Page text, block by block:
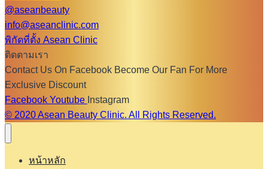
@aseanbeauty
info@aseanclinic.com
พิกัดที่ตั้ง Asean Clinic
ติดตามเรา
Contact Us On Facebook Become Our Fan For More
Exclusive Discount
Facebook Youtube Instagram
© 2020 Asean Beauty Clinic. All Rights Reserved.
หน้าหลัก